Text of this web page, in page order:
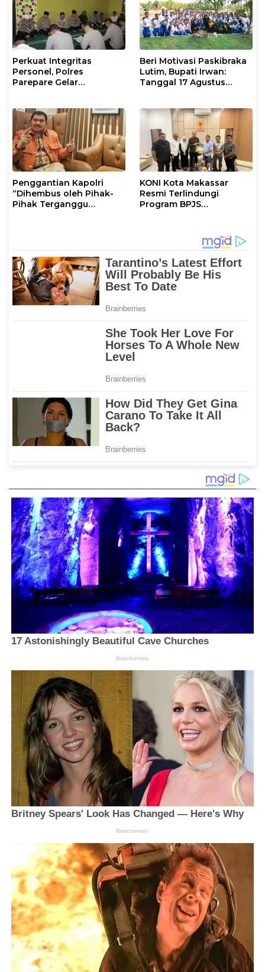
Perkuat Integritas
Personel, Polres
Parepare Gelar
Beri Motivasi Paskibraka
Lutim, Bupati Irwan:
Tanggal 17 Agustus
Penggantian Kapolri
“Dihembus oleh Pihak-
Pihak Terganggu
KONI Kota Makassar
Resmi Terlindungi
Program BPJS